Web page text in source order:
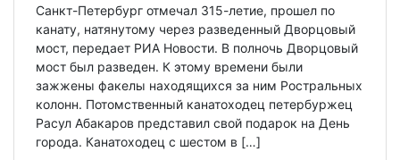
Санкт-Петербург отмечал 315-летие, прошел по
канату, натянутому через разведенный Дворцовый
мост, передает РИА Новости. В полночь Дворцовый
мост был разведен. К этому времени были
зажжены факелы находящихся за ним Ростральных
колонн. Потомственный канатоходец петербуржец
Расул Абакаров представил свой подарок на День
города. Канатоходец с шестом в […]